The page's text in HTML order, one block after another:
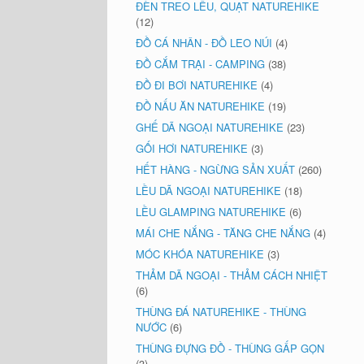
ĐÈN TREO LỀU, QUẠT NATUREHIKE
(12)
ĐỒ CÁ NHÂN - ĐỒ LEO NÚI (4)
ĐỒ CẮM TRẠI - CAMPING (38)
ĐỒ ĐI BƠI NATUREHIKE (4)
ĐỒ NẤU ĂN NATUREHIKE (19)
GHẾ DÃ NGOẠI NATUREHIKE (23)
GỐI HƠI NATUREHIKE (3)
HẾT HÀNG - NGỪNG SẢN XUẤT (260)
LỀU DÃ NGOẠI NATUREHIKE (18)
LỀU GLAMPING NATUREHIKE (6)
MÁI CHE NẮNG - TĂNG CHE NẮNG (4)
MÓC KHÓA NATUREHIKE (3)
THẢM DÃ NGOẠI - THẢM CÁCH NHIỆT
(6)
THÙNG ĐÁ NATUREHIKE - THÙNG
NƯỚC (6)
THÙNG ĐỰNG ĐỒ - THÙNG GẤP GỌN